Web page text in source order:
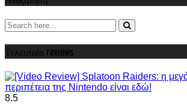
Τελευταία reviews
8.5